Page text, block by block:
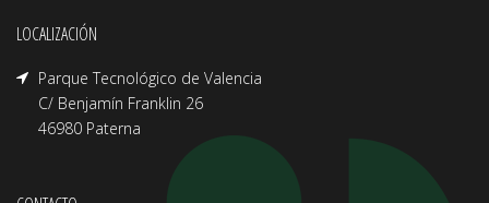
LOCALIZACIÓN
Parque Tecnológico de Valencia
C/ Benjamín Franklin 26
46980 Paterna